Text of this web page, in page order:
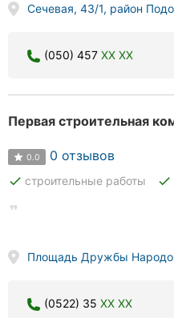
Сечевая, 43/1, район
(050) 457 XX XX
0.0 0 отзывов
done строительные работы done
Площадь Дружбы
(0522) 35 XX XX